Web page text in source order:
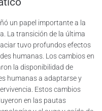
un papel importante a la
La transición de la última
tuvo profundos efectos
humanas. Los cambios en
la disponibilidad de
humanas a adaptarse y
Estos cambios
en las pautas